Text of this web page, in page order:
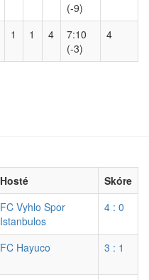
(-9)
1 1 4
7:10
(-3)
4
Hosté
Skóre
FC Vyhlo Spor
Istanbulos
4 : 0
FC Hayuco 3 : 1